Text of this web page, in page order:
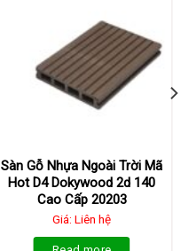
Sàn Gỗ Nhựa Ngoài Trời Mã
Hot D4 Dokywood 2d 140
Cao Cấp 20203
Giá: Liên hệ
Read more